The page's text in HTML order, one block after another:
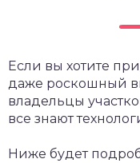
Если вы хотите
даже роскошный
владельцы
все знают
Ниже будет